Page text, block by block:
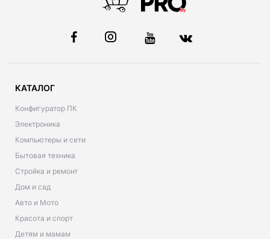
КАТАЛОГ
Конфигуратор ПК
Электроника
Компьютеры и сети
Бытовая техника
Стройка и ремонт
Дом и сад
Авто и Мото
Красота и спорт
Детям и мамам